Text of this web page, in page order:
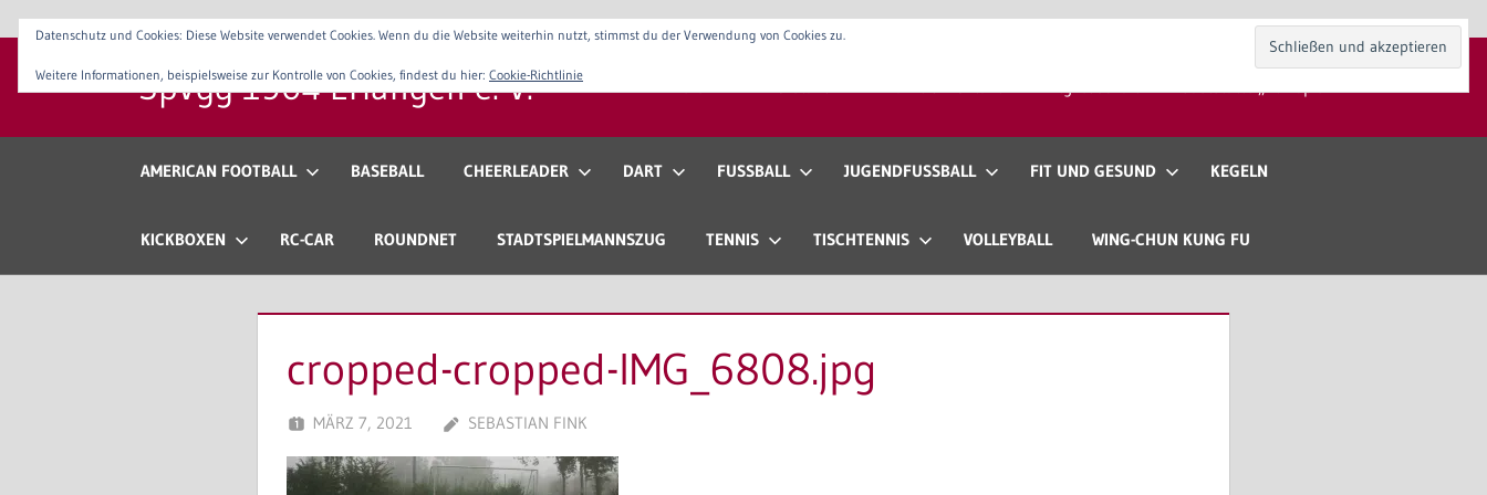
Zum
Inhalt
springen
SpVgg 1904 Erlangen e. V.
Der
Osten
Verein Vorstand Anfahrt & Kontakt Mitgliedschaft Gaststätte „Zur Spieli“
AMERICAN FOOTBALL BASEBALL CHEERLEADER DART FUSSBALL JUGENDFUSSBALL FIT UND GESUND KEGELN
KICKBOXEN RC-CAR ROUNDNET STADTSPIELMANNSZUG TENNIS TISCHTENNIS VOLLEYBALL WING-CHUN KUNG FU
cropped-cropped-IMG_6808.jpg
MÄRZ 7, 2021 SEBASTIAN FINK
Datenschutz und Cookies: Diese Website verwendet Cookies. Wenn du die Website weiterhin nutzt, stimmst du der Verwendung von Cookies zu.
Weitere Informationen, beispielsweise zur Kontrolle von Cookies, findest du hier: Cookie-Richtlinie